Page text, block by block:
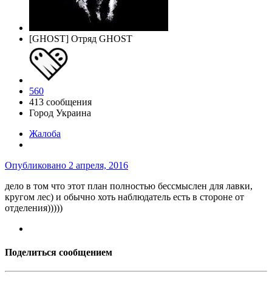
[GHOST] Отряд GHOST
560
413 сообщения
Город Украина
Жалоба
Опубликовано 2 апреля, 2016
дело в том что этот план полностью бессмыслен для лавки,
кругом лес) и обычно хоть наблюдатель есть в стороне от
отделения)))))
Поделиться сообщением